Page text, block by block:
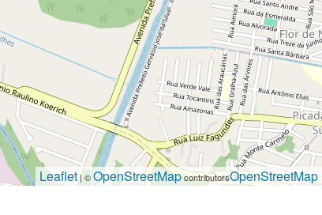
Leaflet| ©OpenStreetMapcontributorsOpenStreetMap